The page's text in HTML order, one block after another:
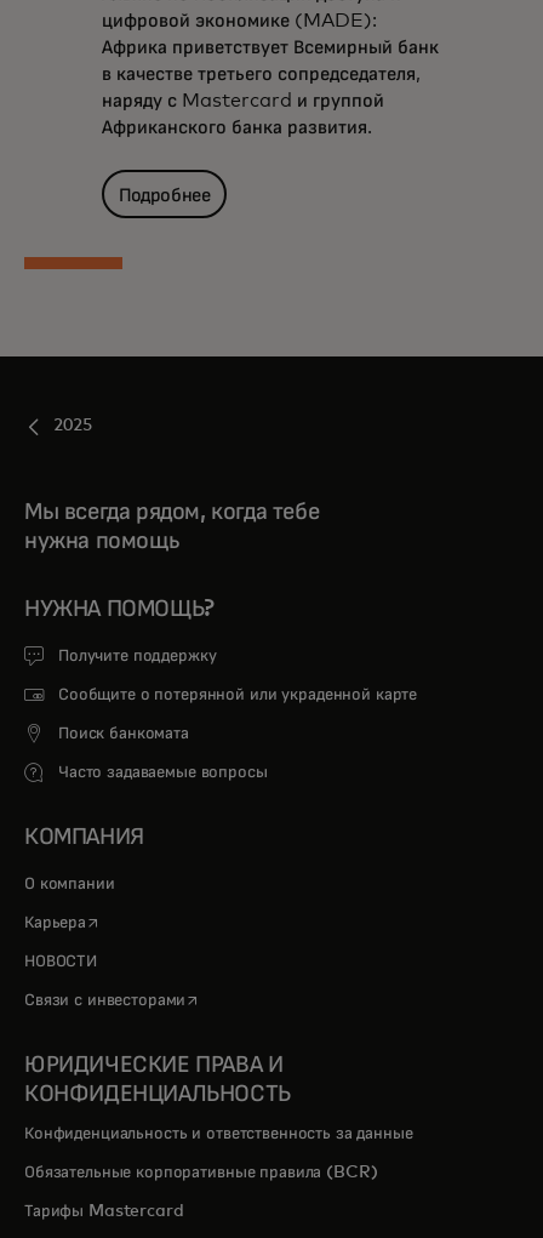
цифровой экономике (MADE):
Африка приветствует Всемирный банк
в качестве третьего сопредседателя,
наряду с Mastercard и группой
Африканского банка развития.
Подробнее
2025
Мы всегда рядом, когда тебе
нужна помощь
НУЖНА ПОМОЩЬ?
Получите поддержку
Сообщите о потерянной или украденной карте
Поиск банкомата
Часто задаваемые вопросы
КОМПАНИЯ
О компании
Карьера opens in a new tab
НОВОСТИ
Связи с инвесторами opens in a new tab
ЮРИДИЧЕСКИЕ ПРАВА И
КОНФИДЕНЦИАЛЬНОСТЬ
Конфиденциальность и ответственность за данные
Обязательные корпоративные правила (BCR)
Тарифы Mastercard